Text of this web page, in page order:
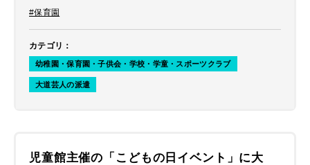
#保育園
カテゴリ ：
幼稚園・保育園・子供会・学校・学童・スポーツクラブ
大道芸人の派遣
児童館主催の「こどもの日イベント」に大